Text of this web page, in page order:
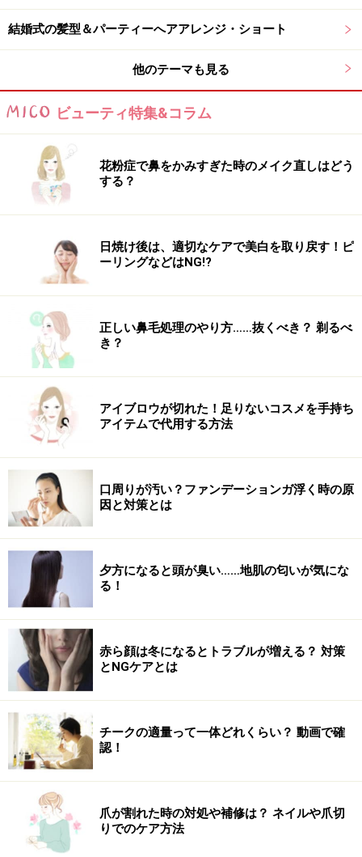
巻きにねじります。お団子を土台にして、反時計回りに
巻きつけたら、ピンで留めます。毛先はお団子の内側に
入れ込んで隠しておきましょう。
反対側も同様に巻きつけてピンで固定
4. 右ブロックの髪を外巻きにねじりながら、中央に作っ
たお団子を土台にして時計回りに巻き付けます。巻き付
け終わったら毛先をピンで固定。毛流れに対して、ピン
を直角に差すと留まりやすいです。
右端の毛束をお団子の上から巻きつける
5. 少しだけ顔回りの毛を残し、右端ブロックの髪を外巻
きにねじります。今度はお団子の上側から毛束を回し、
反時計回りに巻き付けてピンで留めましょう。無理にピ
6. 左端ブロックの髪も同様に、ねじった髪をお団子に巻
き付けピンで留めます。トップの髪を引き出し、正面か
顔まわりの後れ毛をリバースに巻いたら完成です。
結婚式の髪型＆パーティーへアアレンジ・ショート
他のテーマも見る
ビューティ特集&コラム
花粉症で鼻をかみすぎた時のメイク直しはどう
する？
日焼け後は、適切なケアで美白を取り戻す！ピ
ーリングなどはNG!?
正しい鼻毛処理のやり方……抜くべき？ 剃るべ
き？
アイブロウが切れた！足りないコスメを手持ち
アイテムで代用する方法
口周りが汚い？ファンデーションガ浮く時の原
因と対策とは
夕方になると頭が臭い……地肌の匂いが気にな
る！
赤ら顔は冬になるとトラブルが増える？ 対策
とNGケアとは
チークの適量って一体どれくらい？ 動画で確
認！
爪が割れた時の対処や補修は？ ネイルや爪切
りでのケア方法